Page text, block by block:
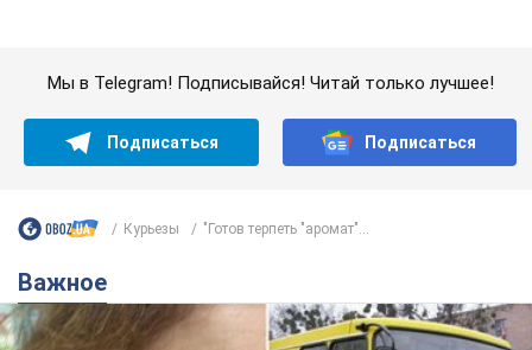
Во Львове женщина спровоцировала конфликт,
разговаривая на русском языке в маршрутке:
полиция составила административный